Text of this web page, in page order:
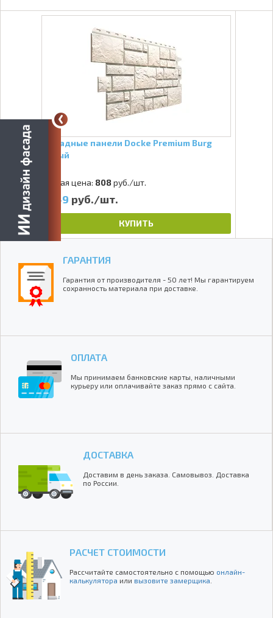
Фасадные панели Docke Premium Burg
Белый
Старая цена: 808руб./шт.
649 руб./шт.
КУПИТЬ
ГАРАНТИЯ
Гарантия от производителя - 50 лет! Мы гарантируем
сохранность материала при доставке.
ОПЛАТА
Мы принимаем банковские карты, наличными
курьеру или оплачивайте заказ прямо с сайта.
ДОСТАВКА
Доставим в день заказа. Самовывоз. Доставка
по России.
РАСЧЕТ СТОИМОСТИ
Рассчитайте самостоятельно с помощью онлайн-
калькулятора или вызовите замерщика